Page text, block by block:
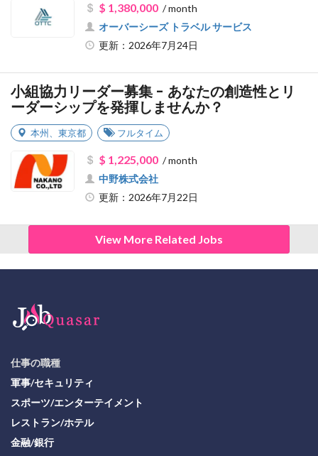
$ 1,380,000/ month
オーバーシーズ トラベル サービス
更新：2026年7月24日
小組協力リーダー募集 - あなたの創造性とリ
ーダーシップを発揮しませんか？
本州 東京都 フルタイム
$ 1,225,000/ month
中野株式会社
更新：2026年7月22日
View More Related Jobs
仕事の職種
軍事/セキュリティ
スポーツ/エンターテイメント
レストラン/ホテル
金融/銀行